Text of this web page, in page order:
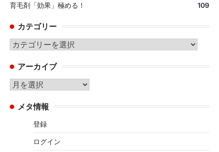
育毛剤「効果」極める！ 109
カテゴリー
カ
ゴ
リ
ー
アーカイブ
ア
カ メタ情報
登録
ログイン